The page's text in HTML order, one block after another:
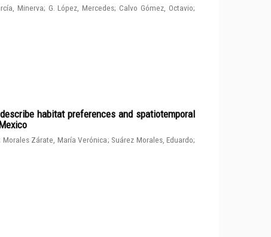
Minerva; G. López, Mercedes;Calvo Gómez, Octavio;
habitat preferences and spatiotemporal
Morales Zárate, María Verónica; Suárez Morales, Eduardo;